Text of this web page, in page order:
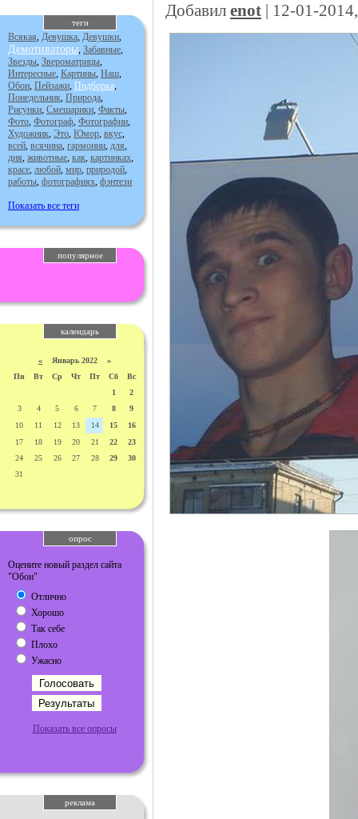
теги
Всякая, Девушка, Девушки,
Демотиваторы, Забавные,
Звезды, Звероматрицы,
Интересные, Картины, Наш,
Обои, Пейзажи, Подборка,
Понедельник, Природа,
Рисунки, Смешарики, Факты,
Фото, Фотограф, Фотографии,
Художник, Это, Юмор, вкус,
всей, всячина, гармонии, для,
дня, животные, как, картинках,
красе, любой, мир, природой,
работы, фотографиях, фэнтези
Показать все теги
популярное
календарь
« Январь 2022 »
Пн
Вт Ср Чт Пт Сб
Вс
1
2
3
4 5 6 7 8
9
10
11 12 13 14 15
16
17
18 19 20 21 22
23
24
25 26 27 28 29
30
31
опрос
Оцените новый раздел сайта
"Обои"
Отлично
Хорошо
Так себе
Плохо
Ужасно
Показать все опросы
реклама
Добавил enot | 12-01-